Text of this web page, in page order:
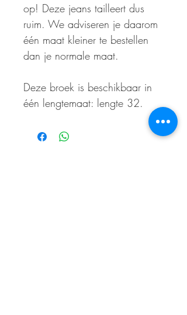
op! Deze jeans tailleert dus
ruim. We adviseren je daarom
één maat kleiner te bestellen
dan je normale maat.
Deze broek is beschikbaar in
één lengtemaat: lengte 32.